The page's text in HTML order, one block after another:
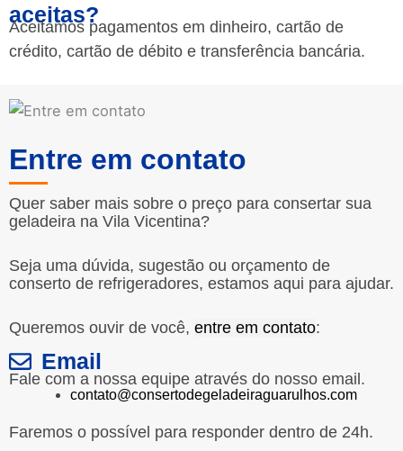
aceitas?
Aceitamos pagamentos em dinheiro, cartão de
crédito, cartão de débito e transferência bancária.
Entre em contato
Quer saber mais sobre o preço para consertar sua
geladeira na Vila Vicentina?
Seja uma dúvida, sugestão ou orçamento de
conserto de refrigeradores, estamos aqui para ajudar.
Queremos ouvir de você, entre em contato:
Email
Fale com a nossa equipe através do nosso email.
contato@consertodegeladeiraguarulhos.com
Faremos o possível para responder dentro de 24h.